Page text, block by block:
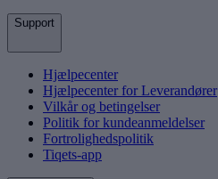
Support
Hjælpecenter
Hjælpecenter for Leverandører
Vilkår og betingelser
Politik for kundeanmeldelser
Fortrolighedspolitik
Tiqets-app